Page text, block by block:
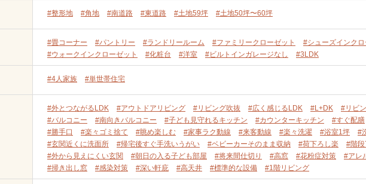
#整形地 #角地 #南道路 #東道路 #土地59坪 #土地50坪〜60坪
#畳コーナー #パントリー #ランドリールーム #ファミリークローゼット
#シューズインク
#ウォークインクローゼット
#化粧台 #洋室 #ビルトインガレージなし #3LDK
#4人家族 #単世帯住宅
#外とつながるLDK #アウトドアリビング #リビング吹抜 #広く感じるLDK #L+DK
#リビ
#バルコニー
#南向きバルコニー #子ども見守れるキッチン #カウンターキッチン
#すぐ配膳
#勝手口
#楽々ゴミ捨て #眺め楽しむ #家事ラク動線 #来客動線 #楽々洗濯 #浴室1坪
#
#玄関近くに洗面所
#帰宅後すぐ手洗いうがい #ベビーカーそのまま収納 #荷下ろし楽
#階
#外から見えにくい玄関
#朝日の入る子ども部屋 #将来間仕切り #高窓 #花粉症対策
#アレ
#掃き出し窓
#感染対策 #深い軒庇 #高天井 #標準的な設備 #1階リビング